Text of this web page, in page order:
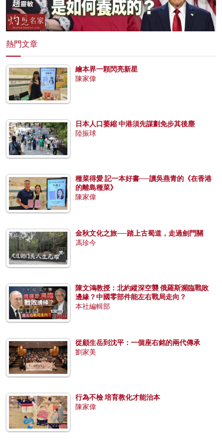
熱門文章
繪本界一顆閃亮新星
陳家偉
日本人口萎縮 中港須先謀劃免步其後塵
陸振球
種菜得愛 記一本好書──讀吳燕青的《在香港
的離島種菜》
陳家偉
金秋文化之旅──踏上古蜀道，走過劍門關
馮珍今
陳文鴻教授：北約縱深空襲 俄羅斯瀕臨戰敗
邊緣？中國零部件能左右戰局走向？
本社編輯部
從顧生岳到沈平：一個座右銘的兩代傳承
劉家美
行為不檢 培育教化才能治本
陳家偉